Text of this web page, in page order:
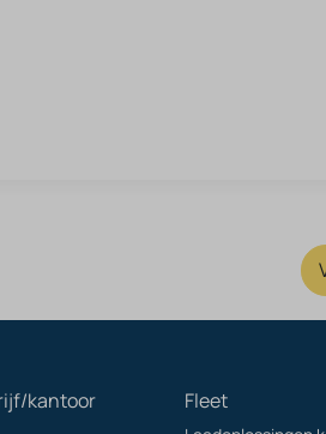
kantoor Fleet